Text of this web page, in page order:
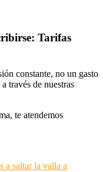
Tarifas
constante, no un gasto
través de nuestras
te atendemos
a saltar la valla a